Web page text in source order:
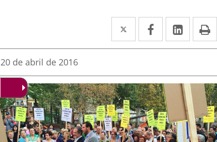
Twitter
Enlace
a
aplicación
externa.
Facebook
Enlace
a
aplicación
externa.
Enlace
a
Fecha
la
noticia
20 de abril de 2016